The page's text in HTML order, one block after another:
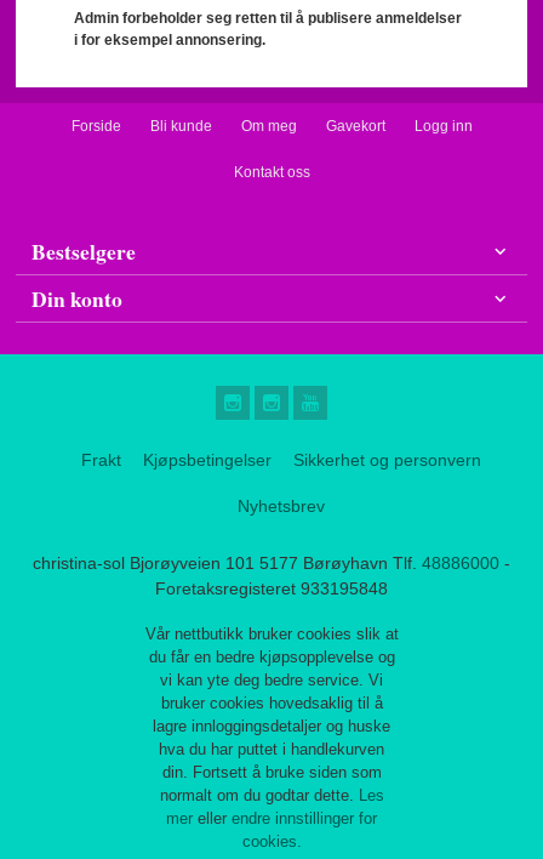
Admin forbeholder seg retten til å publisere anmeldelser
i for eksempel annonsering.
Forside Bli kunde Om meg Gavekort Logg inn
Kontakt oss
Bestselgere
Din konto
Frakt Kjøpsbetingelser Sikkerhet og personvern
Nyhetsbrev
christina-sol Bjorøyveien 101 5177 Børøyhavn Tlf. 48886000 -
Foretaksregisteret 933195848
Vår nettbutikk bruker cookies slik at
du får en bedre kjøpsopplevelse og
vi kan yte deg bedre service. Vi
bruker cookies hovedsaklig til å
lagre innloggingsdetaljer og huske
hva du har puttet i handlekurven
din. Fortsett å bruke siden som
normalt om du godtar dette. Les
mer eller endre innstillinger for
cookies.